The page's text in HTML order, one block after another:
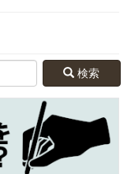
検索